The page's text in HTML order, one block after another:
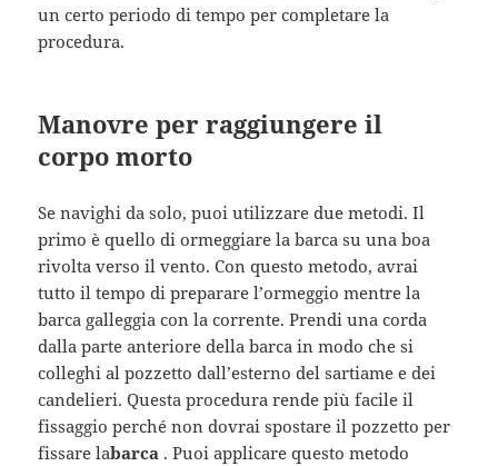
un certo periodo di tempo per completare la
procedura.
Manovre per raggiungere il
corpo morto
Se navighi da solo, puoi utilizzare due metodi. Il
primo è quello di ormeggiare la barca su una boa
rivolta verso il vento. Con questo metodo, avrai
tutto il tempo di preparare l’ormeggio mentre la
barca galleggia con la corrente. Prendi una corda
dalla parte anteriore della barca in modo che si
colleghi al pozzetto dall’esterno del sartiame e dei
candelieri. Questa procedura rende più facile il
fissaggio perché non dovrai spostare il pozzetto per
fissare labarca . Puoi applicare questo metodo